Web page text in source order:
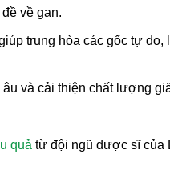
về gan.
trung hòa các gốc tự do,
và cải thiện chất lượng
quả từ đội ngũ dược sĩ của